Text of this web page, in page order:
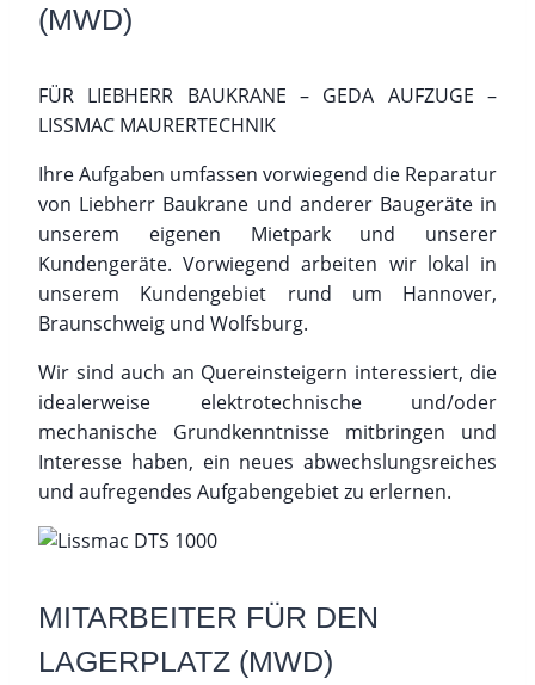
(MWD)
FÜR LIEBHERR BAUKRANE – GEDA AUFZUGE –
LISSMAC MAURERTECHNIK
Ihre Aufgaben umfassen vorwiegend die Reparatur
von Liebherr Baukrane und anderer Baugeräte in
unserem eigenen Mietpark und unserer
Kundengeräte. Vorwiegend arbeiten wir lokal in
unserem Kundengebiet rund um Hannover,
Braunschweig und Wolfsburg.
Wir sind auch an Quereinsteigern interessiert, die
idealerweise elektrotechnische und/oder
mechanische Grundkenntnisse mitbringen und
Interesse haben, ein neues abwechslungsreiches
und aufregendes Aufgabengebiet zu erlernen.
MITARBEITER FÜR DEN
LAGERPLATZ (MWD)